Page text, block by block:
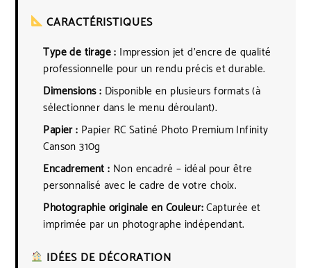
CARACTÉRISTIQUES
Type de tirage : Impression jet d’encre de qualité
professionnelle pour un rendu précis et durable.
Dimensions : Disponible en plusieurs formats (à
sélectionner dans le menu déroulant).
Papier : Papier RC Satiné Photo Premium Infinity
Canson 310g
Encadrement : Non encadré – idéal pour être
personnalisé avec le cadre de votre choix.
Photographie originale en Couleur:Capturée et
imprimée par un photographe indépendant.
IDÉES DE DÉCORATION